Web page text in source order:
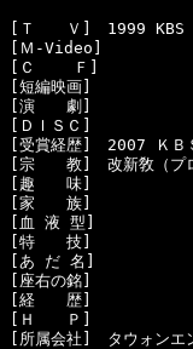
[Ｔ　　Ｖ]　1999
[Ｍ-Video]
[Ｃ    Ｆ]
[短編映画]
[演　　劇]
[ＤＩＳＣ]
[受賞経歴]　2007 ＫＢ
[宗　　教]　改新敎（プ
[趣　　味]
[家　　族]
[血 液 型]
[特　　技]
[あ だ 名]
[座右の銘]
[経　　歴]
[Ｈ　　Ｐ]
[所属会社]　タウォン